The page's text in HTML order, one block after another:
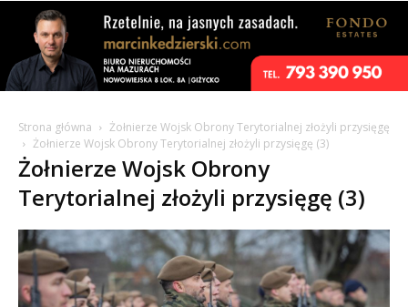
Strona główna
Żołnierze Wojsk Obrony Terytorialnej złożyli przysięgę
Żołnierze Wojsk Obrony Terytorialnej złożyli przysięgę (3)
Żołnierze Wojsk Obrony
Terytorialnej złożyli przysięgę (3)